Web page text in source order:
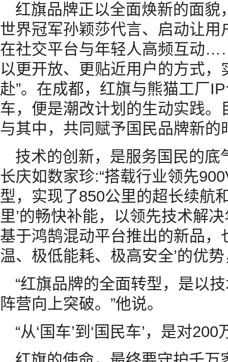
红旗品牌正以全面焕新的面
世界冠军孙颖莎代言、启动让用
在社交平台与年轻人高频互动
以更开放、更贴近用户的方式，
赴”。在成都，红旗与熊猫工厂
车，便是潮改计划的生动实践
与其中，共同赋予国民品牌新的
技术的创新，是服务国民的
长庆如数家珍:“搭载行业领先
型，实现了850公里的超长续航
里’的畅快补能，以领先技术解
基于鸿鹄混动平台推出的新品，
温、极低能耗、极高安全’的优势
“红旗品牌的全面转型，是以
阵营向上突破。”他说。
“从‘国车’到‘国民车’，是对